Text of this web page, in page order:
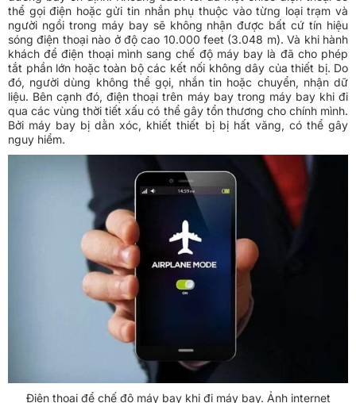
thể gọi điện hoặc gửi tin nhắn phụ thuộc vào từng loại trạm và
người ngồi trong máy bay sẽ không nhận được bất cứ tín hiệu
sóng điện thoại nào ở độ cao 10.000 feet (3.048 m). Và khi hành
khách để điện thoại mình sang chế độ máy bay là đã cho phép
tắt phần lớn hoặc toàn bộ các kết nối không dây của thiết bị. Do
đó, người dùng không thể gọi, nhắn tin hoặc chuyển, nhận dữ
liệu. Bên cạnh đó, điện thoại trên máy bay trong máy bay khi đi
qua các vùng thời tiết xấu có thể gây tổn thương cho chính mình.
Bởi máy bay bị dằn xóc, khiết thiết bị bị hất văng, có thể gây
nguy hiểm.
Điện thoại để chế độ máy bay khi đi máy bay. Ảnh internet